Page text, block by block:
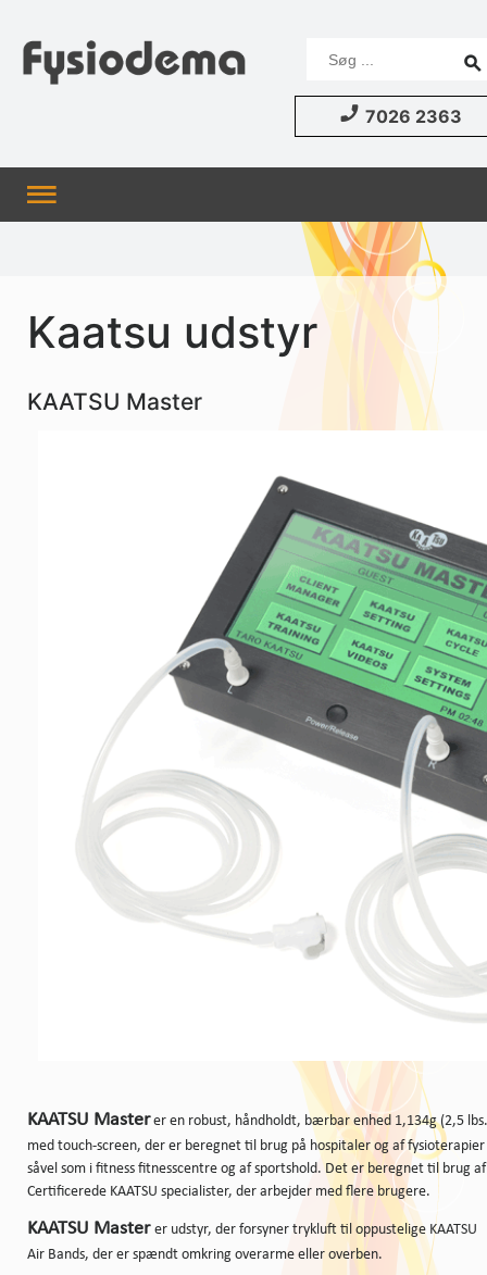
7026 2363
Kaatsu udstyr
KAATSU Master
KAATSU Masterer en robust, håndholdt, bærbar enhed 1,134g (2,5
med touch-screen, der er beregnet til brug på hospitaler og af fysioterapier
såvel som i fitness fitnesscentre og af sportshold. Det er beregnet til brug af
Certificerede KAATSU specialister, der arbejder med flere brugere.
KAATSU Master er udstyr, der forsyner trykluft til oppustelige KAATSU
Air Bands, der er spændt omkring overarme eller overben.